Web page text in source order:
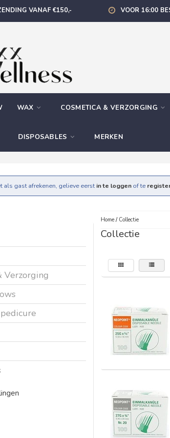
VANAF €150,- VOOR 16:00
WAX COSMETICA & VERZORGING
DISPOSABLES MERKEN
als gast afrekenen, gelieve eerst in te loggen of te
Verzorging
Home/ Collectie
Collectie